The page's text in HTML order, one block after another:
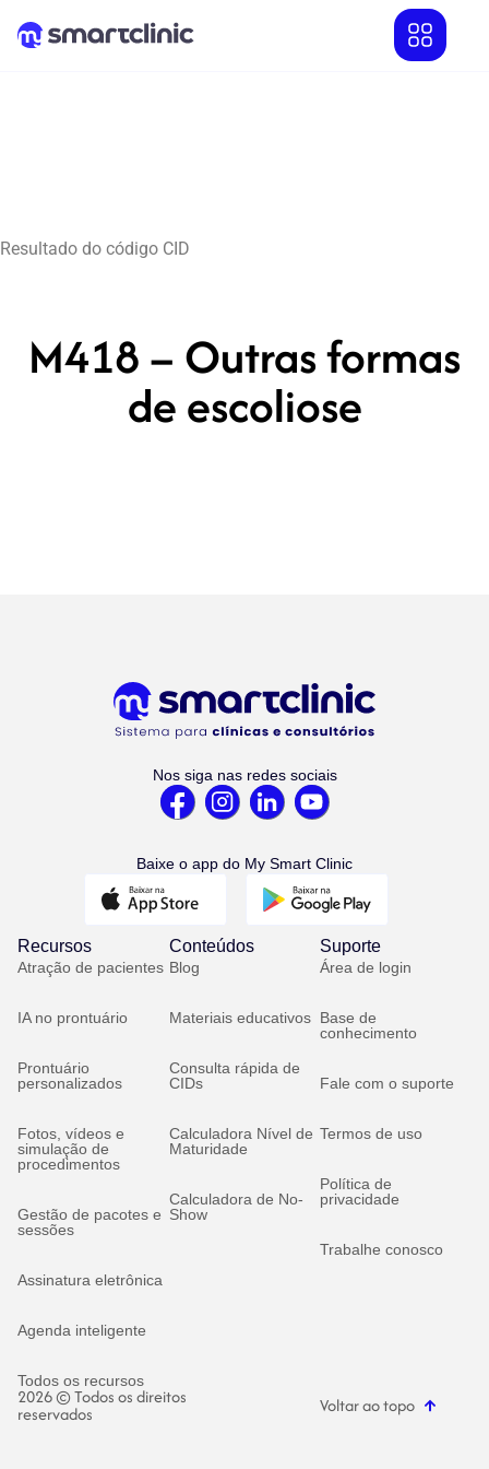
Resultado do código CID
M418 – Outras formas
de escoliose
Nos siga nas redes sociais
Baixe o app do My Smart Clinic
Recursos
Atração de pacientes
IA no prontuário
Prontuário
personalizados
Fotos, vídeos e
simulação de
procedimentos
Gestão de pacotes e
sessões
Assinatura eletrônica
Agenda inteligente
Todos os recursos
Conteúdos
Blog
Materiais educativos
Consulta rápida de
CIDs
Calculadora Nível de
Maturidade
Calculadora de No-
Show
Suporte
Área de login
Base de
conhecimento
Fale com o suporte
Termos de uso
Política de
privacidade
Trabalhe conosco
2026 © Todos os direitos
reservados Voltar ao topo